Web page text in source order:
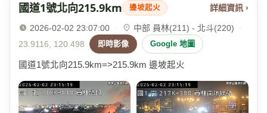
國道1號北向215.9km 邊坡起火 詳細資訊 ›
2026-02-02 23:07:00 · 中部 員林(211) - 北斗(220)
·
23.9116, 120.498
即時影像 Google 地圖
國道1號北向215.9km=>215.9km 邊坡起火